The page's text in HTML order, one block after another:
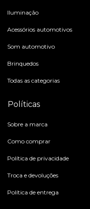
Iluminação
Acessórios automotivos
Som automotivo
Brinquedos
Todas as categorias
Políticas
Sobre a marca
Como comprar
Política de privacidade
Troca e devoluções
Política de entrega